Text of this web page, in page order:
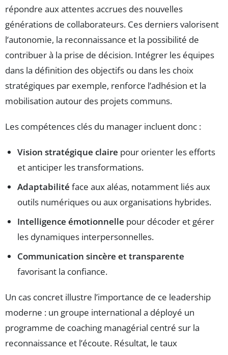
répondre aux attentes accrues des nouvelles
générations de collaborateurs. Ces derniers valorisent
l’autonomie, la reconnaissance et la possibilité de
contribuer à la prise de décision. Intégrer les équipes
dans la définition des objectifs ou dans les choix
stratégiques par exemple, renforce l’adhésion et la
mobilisation autour des projets communs.
Les compétences clés du manager incluent donc :
Vision stratégique claire pour orienter les efforts
et anticiper les transformations.
Adaptabilité face aux aléas, notamment liés aux
outils numériques ou aux organisations hybrides.
Intelligence émotionnelle pour décoder et gérer
les dynamiques interpersonnelles.
Communication sincère et transparente
favorisant la confiance.
Un cas concret illustre l’importance de ce leadership
moderne : un groupe international a déployé un
programme de coaching managérial centré sur la
reconnaissance et l’écoute. Résultat, le taux